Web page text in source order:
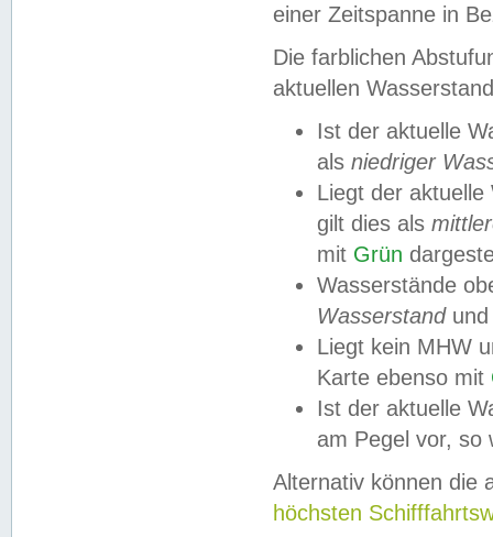
einer Zeitspanne in
Die farblichen
aktuellen
Ist der aktuelle
als niedriger
Liegt der
gilt dies als
mit Grün
Wasserstände
Wasserstandund
Liegt kein MHW
Karte ebenso mit
Ist der aktuelle
am Pegel vor,
Alternativ können die
höchsten